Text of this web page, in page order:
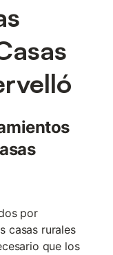
por
casas rurales
que los